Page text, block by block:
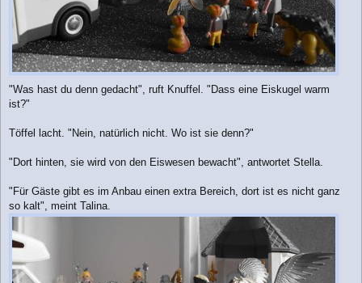
"Was hast du denn gedacht", ruft Knuffel. "Dass eine Eiskugel warm
ist?"
Töffel lacht. "Nein, natürlich nicht. Wo ist sie denn?"
"Dort hinten, sie wird von den Eiswesen bewacht", antwortet Stella.
"Für Gäste gibt es im Anbau einen extra Bereich, dort ist es nicht ganz
so kalt", meint Talina.